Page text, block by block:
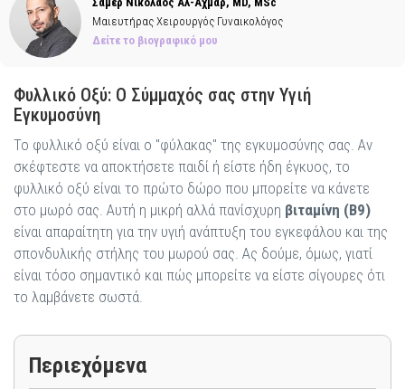
Μαιευτήρας Χειρουργός Γυναικολόγος
Δείτε το βιογραφικό μου
Φυλλικό Οξύ: Ο Σύμμαχός σας στην Υγιή
Εγκυμοσύνη
Το φυλλικό οξύ είναι ο "φύλακας" της εγκυμοσύνης σας. Αν
σκέφτεστε να αποκτήσετε παιδί ή είστε ήδη έγκυος, το
φυλλικό οξύ είναι το πρώτο δώρο που μπορείτε να κάνετε
στο μωρό σας. Αυτή η μικρή αλλά πανίσχυρη βιταμίνη (Β9)
είναι απαραίτητη για την υγιή ανάπτυξη του εγκεφάλου και της
σπονδυλικής στήλης του μωρού σας. Ας δούμε, όμως, γιατί
είναι τόσο σημαντικό και πώς μπορείτε να είστε σίγουρες ότι
το λαμβάνετε σωστά.
Περιεχόμενα